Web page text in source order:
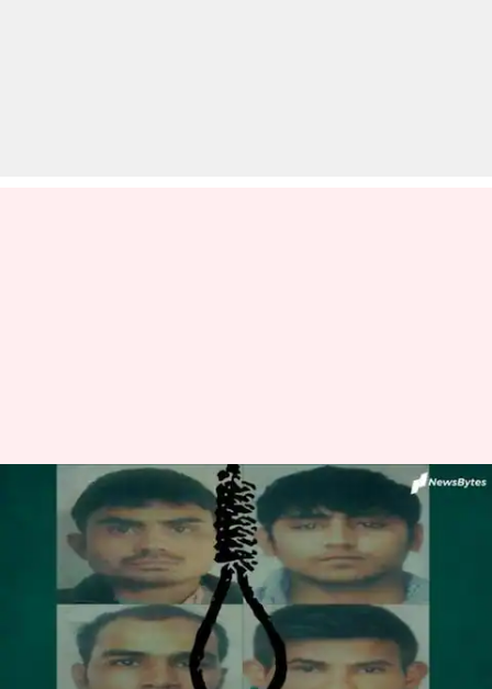
निर्भया केस: दोषियों को फांसी देने के
लिए 'जल्लाद' बनने को तैयार देश-
विदेश के 15 लोग
प्रमोद कुमार Dec 12, 2019 11:31 am
क्या है खबर?